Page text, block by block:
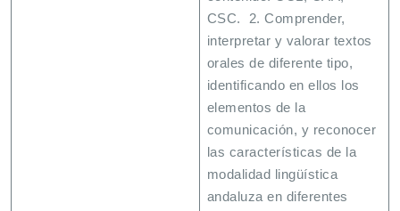
CSC. 2. Comprender,
interpretar y valorar textos
orales de diferente tipo,
identificando en ellos los
elementos de la
comunicación, y reconocer
las características de la
modalidad lingüística
andaluza en diferentes